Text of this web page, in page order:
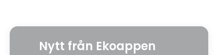
Nytt från Ekoappen